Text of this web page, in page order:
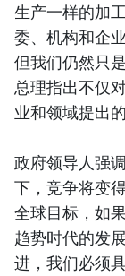
生产一样的加
委、机构和企
但我们仍然只
总理指出不仅
业和领域提出
政府领导人强
下，竞争将变
全球目标，如
趋势时代的发
进，我们必须